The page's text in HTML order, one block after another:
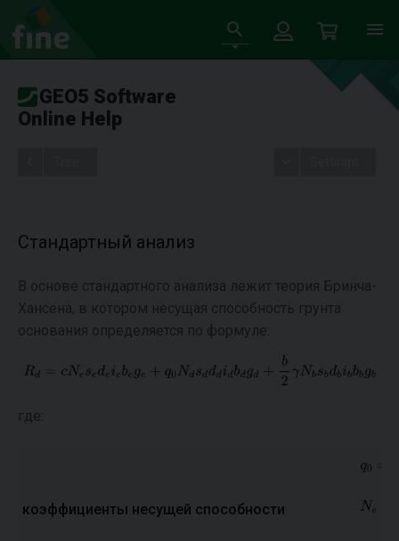
GEO5 Software
Online Help
Стандартный анализ
В основе стандартного анализа лежит теория Бринча-
Хансена, в котором несущая способность грунта
основания определяется по формуле:
где:
коэффициенты несущей способности